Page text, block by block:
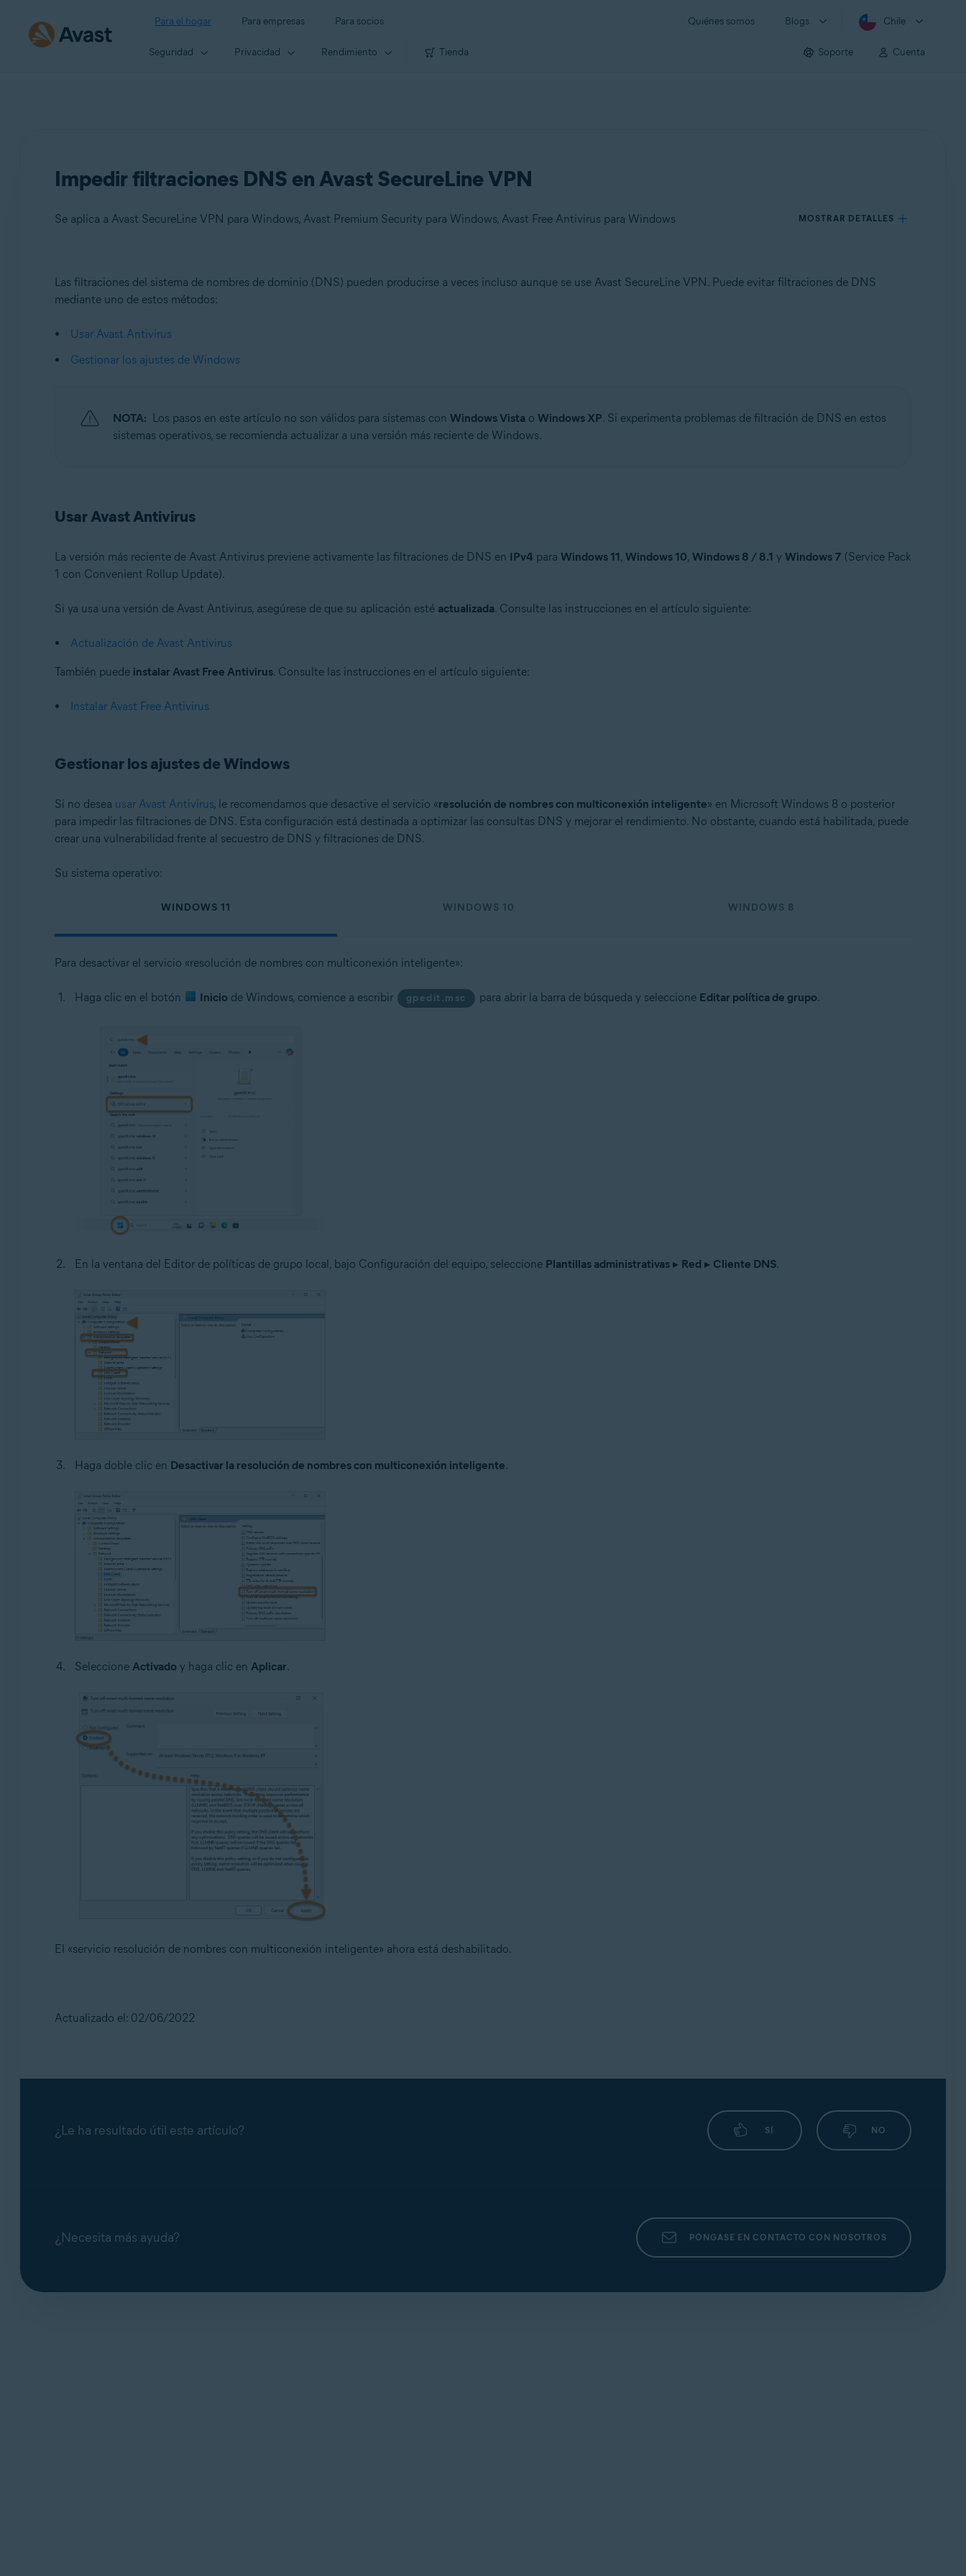
Para el hogar Para empresas Para socios Quiénes somos Blogs Chile
Seguridad Privacidad Rendimiento Tienda Soporte Cuenta
Impedir filtraciones DNS en Avast SecureLine VPN
Se aplica a Avast SecureLine VPN para Windows, Avast Premium Security para Windows, Avast Free Antivirus para Windows MOSTRAR DETALLES
Productos:
Avast SecureLine VPN 5.x para Windows
Avast Free Antivirus 24.x para Windows
Sistemas operativos:
Microsoft Windows 8.1/Pro/Enterprise - 32 o 64 bits
Microsoft Windows 8/Pro/Enterprise - 32 o 64 bits
Las filtraciones del sistema de nombres de dominio (DNS) pueden producirse a veces incluso aunque se use Avast SecureLine VPN. Puede evitar filtraciones de DNS
mediante uno de estos métodos:
Usar Avast Antivirus
Gestionar los ajustes de Windows
NOTA: Los pasos en este artículo no son válidos para sistemas con Windows Vistao Windows XP. Si experimenta problemas de filtración de DNS en estos
sistemas operativos, se recomienda actualizar a una versión más reciente de Windows.
Usar Avast Antivirus
La versión más reciente de Avast Antivirus previene activamente las filtraciones de DNS en IPv4 para Windows 11, Windows 10, Windows 8 / 8.1 y Windows 7 (Service Pack
1 con Convenient Rollup Update).
Si ya usa una versión de Avast Antivirus, asegúrese de que su aplicación esté actualizada. Consulte las instrucciones en el artículo siguiente:
Actualización de Avast Antivirus
También puede instalar Avast Free Antivirus. Consulte las instrucciones en el artículo siguiente:
Instalar Avast Free Antivirus
Gestionar los ajustes de Windows
Si no desea usar Avast Antivirus, le recomendamos que desactive el servicio «resolución de nombres con multiconexión inteligente» en Microsoft Windows 8 o posterior
para impedir las filtraciones de DNS. Esta configuración está destinada a optimizar las consultas DNS y mejorar el rendimiento. No obstante, cuando está habilitada, puede
crear una vulnerabilidad frente al secuestro de DNS y filtraciones de DNS.
Su sistema operativo:
WINDOWS 11 WINDOWS 10 WINDOWS 8
Para desactivar el servicio «resolución de nombres con multiconexión inteligente»:
Haga clic en el botón Inicio de Windows, comience a escribir gpedit.msc para abrir la barra de búsqueda y seleccione Editar política de grupo.
En la ventana del Editor de políticas de grupo local, bajo Configuración del equipo, seleccione Plantillas administrativas▸ Red ▸ Cliente DNS.
Haga doble clic en Desactivar la resolución de nombres con multiconexión inteligente.
Seleccione Activado y haga clic en Aplicar.
El «servicio resolución de nombres con multiconexión inteligente» ahora está deshabilitado.
Actualizado el: 02/06/2022
¿Le ha resultado útil este artículo? SÍ NO
¿Necesita más ayuda? PÓNGASE EN CONTACTO CON NOSOTROS